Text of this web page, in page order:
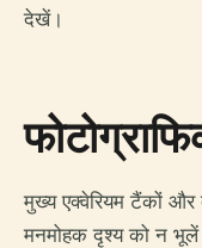
देखें।
मुख्य एक्वेरियम टैंकों
मनमोहक दृश्य को न